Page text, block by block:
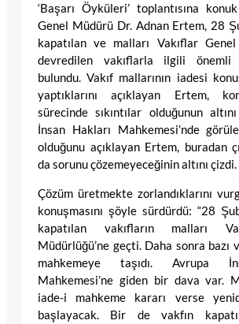
‘Başarı Öyküleri’ toplantısına
Genel Müdürü Dr. Adnan Ertem, 28
kapatılan ve malları Vakıflar Genel
devredilen vakıflarla ilgili önemli
bulundu. Vakıf mallarının iadesi
yaptıklarını açıklayan Ertem,
sürecinde sıkıntılar olduğunun
İnsan Hakları Mahkemesi’nde
olduğunu açıklayan Ertem, buradan
da sorunu çözemeyeceğinin altını çizdi.
Çözüm üretmekte zorlandıklarını
konuşmasını şöyle sürdürdü: “28
kapatılan vakıfların malları
Müdürlüğü’ne geçti. Daha sonra bazı
mahkemeye taşıdı. Avrupa
Mahkemesi’ne giden bir dava var.
iade-i mahkeme kararı verse
başlayacak. Bir de vakfın